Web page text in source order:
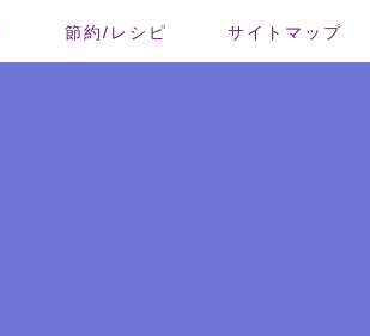
節約/レシピ サイトマップ